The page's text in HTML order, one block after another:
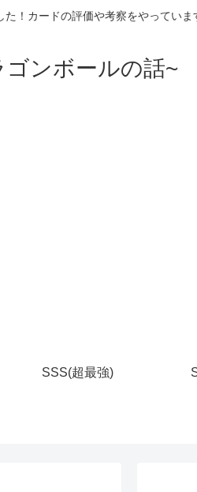
！カードの評価や考察をやっていま
ンボールの話~
SSS(超最強)